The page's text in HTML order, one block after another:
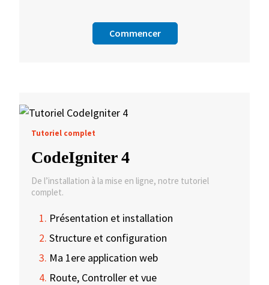
Commencer
Tutoriel complet
CodeIgniter 4
De l’installation à la mise en ligne, notre tutoriel
complet.
Présentation et installation
Structure et configuration
Ma 1ere application web
Route, Controller et vue